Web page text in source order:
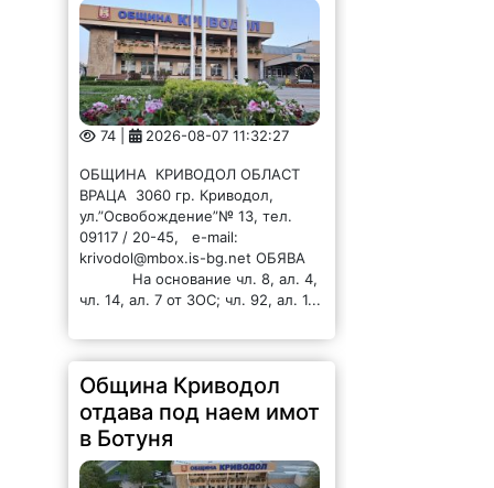
74 | 2026-08-07 11:32:27
ОБЩИНА КРИВОДОЛ ОБЛАСТ
ВРАЦА 3060 гр. Криводол,
ул.”Освобождение”№ 13, тел.
09117 / 20-45, e-mail:
krivodol@mbox.is-bg.net ОБЯВА
На основание чл. 8, ал. 4,
чл. 14, ал. 7 от ЗОС; чл. 92, ал. 1...
Община Криводол
отдава под наем имот
в Ботуня